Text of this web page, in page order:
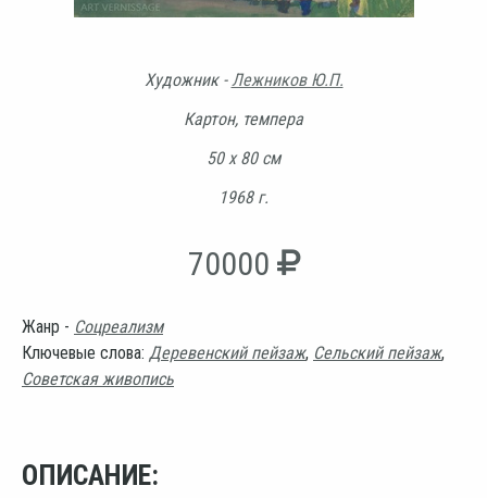
Художник -Лежников Ю.П.
Картон, темпера
50 х 80 см
1968 г.
70000
Жанр - Соцреализм
Ключевые слова: Деревенский пейзаж, Сельский пейзаж,
Советская живопись
ОПИСАНИЕ: